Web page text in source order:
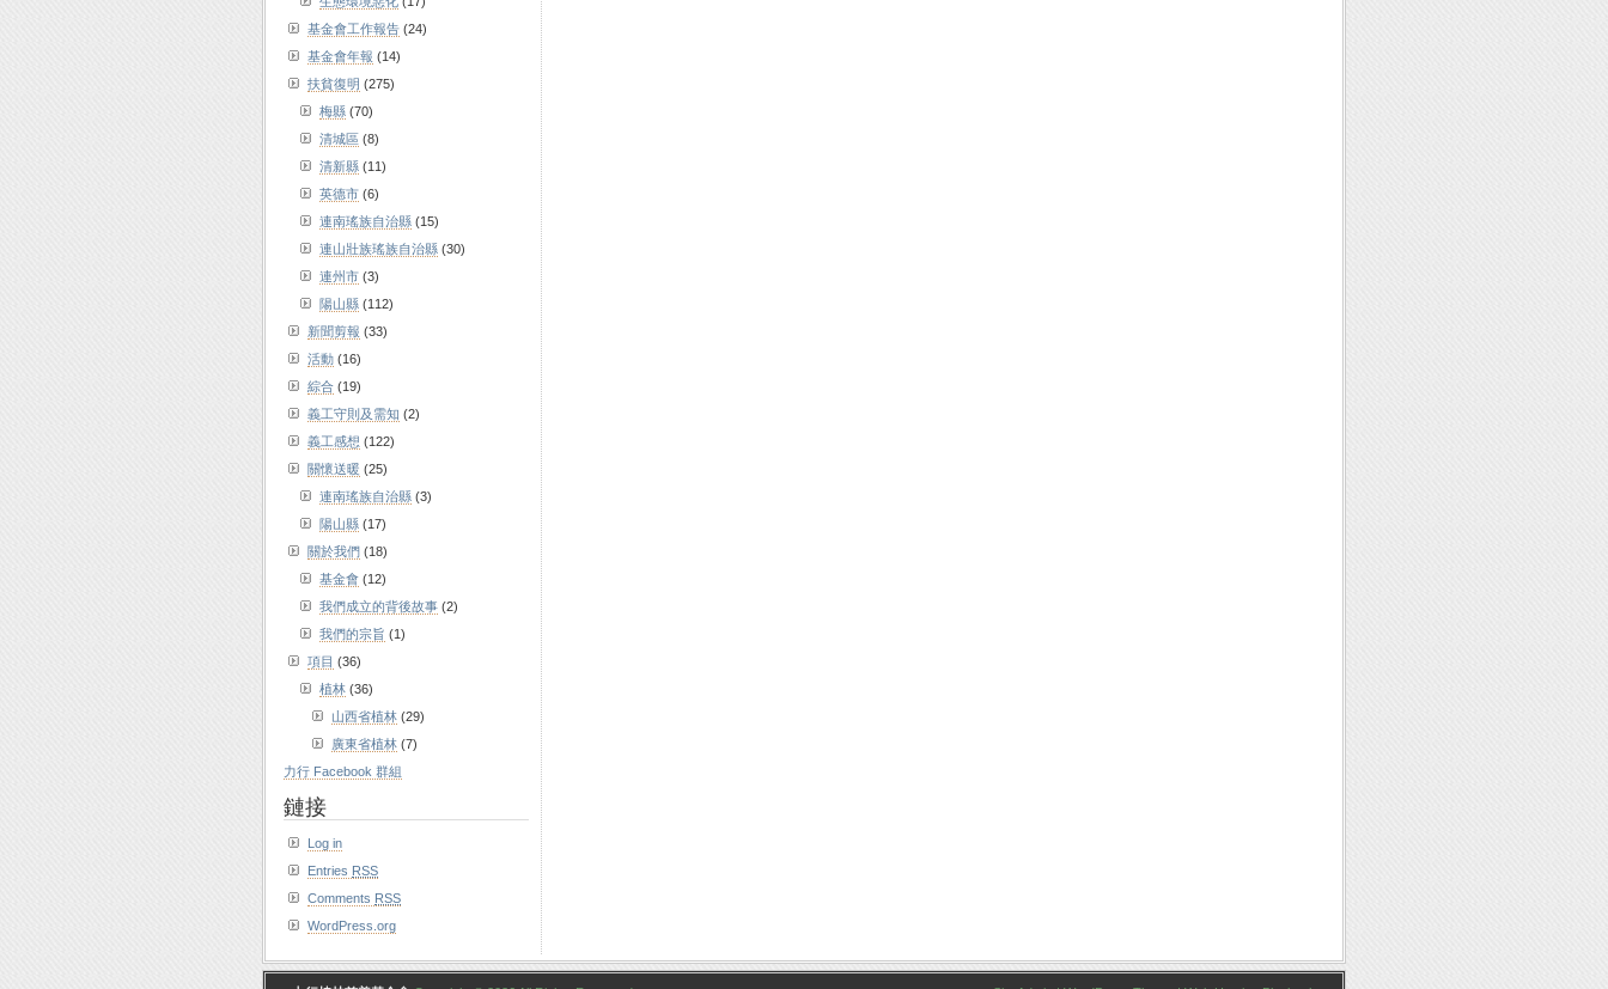
基金會工作報告 (24)
基金會年報 (14)
扶貧復明 (275)
梅縣 (70)
清城區 (8)
清新縣 (11)
英德市 (6)
連南瑤族自治縣 (15)
連山壯族瑤族自治縣 (30)
連州市 (3)
陽山縣 (112)
新聞剪報 (33)
活動 (16)
綜合 (19)
義工守則及需知 (2)
義工感想 (122)
關懷送暖 (25)
連南瑤族自治縣 (3)
陽山縣 (17)
關於我們 (18)
基金會 (12)
我們成立的背後故事 (2)
我們的宗旨 (1)
項目 (36)
植林 (36)
山西省植林 (29)
廣東省植林 (7)
力行 Facebook 群組
鏈接
Log in
Entries RSS
Comments RSS
WordPress.org